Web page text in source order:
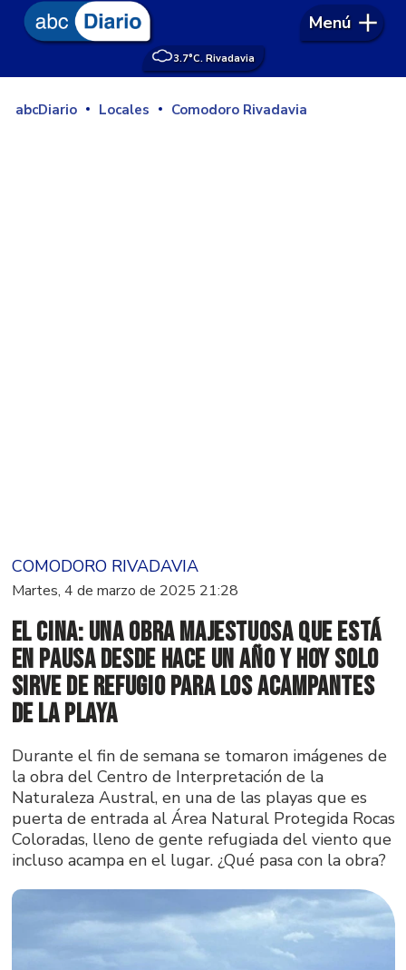
3.7°C. Rivadavia
Menú
abcDiario Locales Comodoro Rivadavia
COMODORO RIVADAVIA
Martes, 4 de marzo de 2025 21:28
El CINA: Una obra majestuosa que está
en pausa desde hace un año y hoy solo
sirve de refugio para los acampantes
de la playa
Durante el fin de semana se tomaron imágenes de
la obra del Centro de Interpretación de la
Naturaleza Austral, en una de las playas que es
puerta de entrada al Área Natural Protegida Rocas
Coloradas, lleno de gente refugiada del viento que
incluso acampa en el lugar. ¿Qué pasa con la obra?